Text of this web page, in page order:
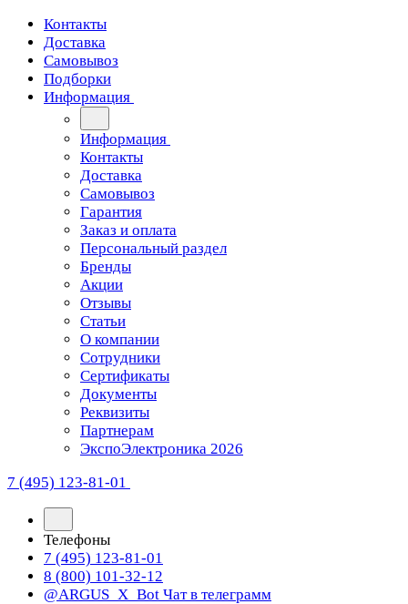
Контакты
Доставка
Самовывоз
Подборки
Информация
Информация
Контакты
Доставка
Самовывоз
Гарантия
Заказ и оплата
Персональный раздел
Бренды
Акции
Отзывы
Статьи
О компании
Сотрудники
Сертификаты
Документы
Реквизиты
Партнерам
ЭкспоЭлектроника 2026
7 (495) 123-81-01
Телефоны
7 (495) 123-81-01
8 (800) 101-32-12
@ARGUS_X_Bot Чат в телеграмм